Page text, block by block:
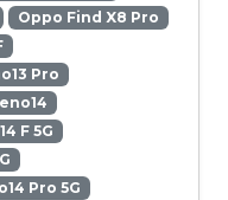
Oppo Find X8 Pro
Pro
F 5G
Pro 5G